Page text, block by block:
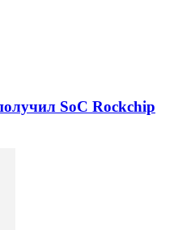
SoC Rockchip